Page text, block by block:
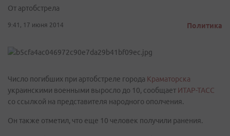
От артобстрела
9:41, 17 июня 2014 Политика
Число погибших при артобстреле города Краматорска
украинскими военными выросло до 10, сообщает ИТАР-ТАСС
со ссылкой на представителя народного ополчения.
Он также отметил, что еще 10 человек получили ранения.